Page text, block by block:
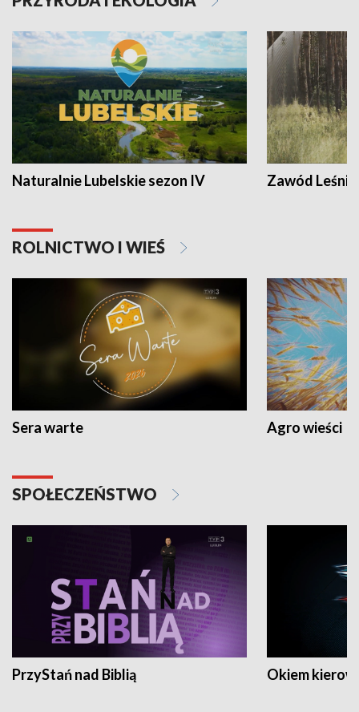
Naturalnie Lubelskie sezon IV Zawód Leśnik
ROLNICTWO I WIEŚ
Sera warte Agro wieści
SPOŁECZEŃSTWO
PrzyStań nad Biblią Okiem